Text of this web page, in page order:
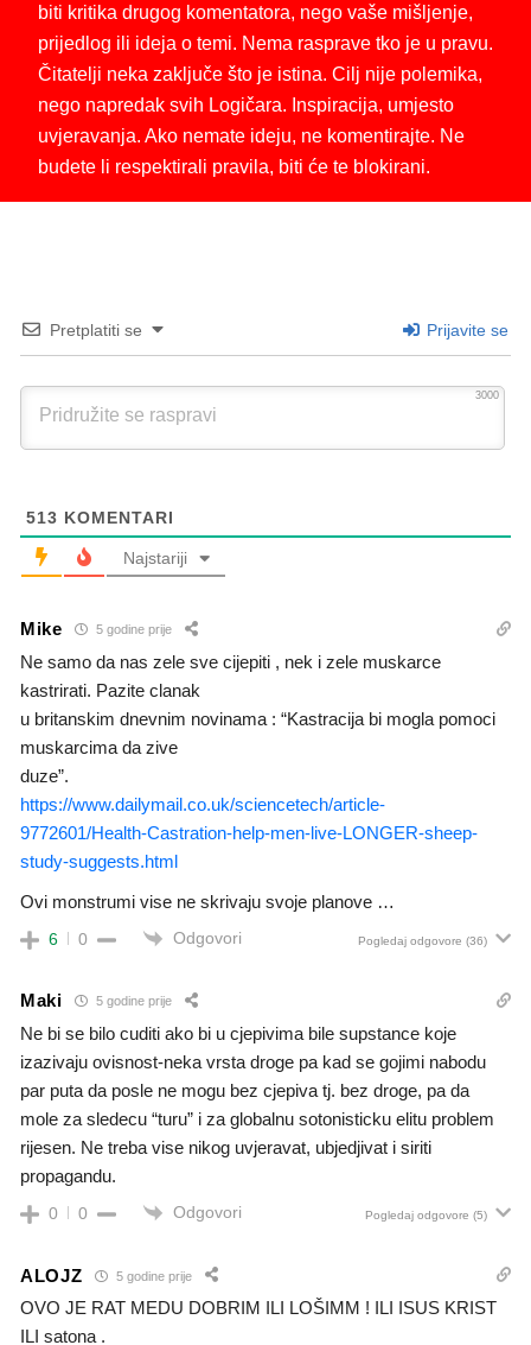
biti kritika drugog komentatora, nego vaše mišljenje,
prijedlog ili ideja o temi. Nema rasprave tko je u pravu.
Čitatelji neka zaključe što je istina. Cilj nije polemika,
nego napredak svih Logičara. Inspiracija, umjesto
uvjeravanja. Ako nemate ideju, ne komentirajte. Ne
budete li respektirali pravila, biti će te blokirani.
Pretplatiti se Prijavite se
3000
513 KOMENTARI
Najstariji
Mike 5 godine prije
Ne samo da nas zele sve cijepiti , nek i zele muskarce
kastrirati. Pazite clanak
u britanskim dnevnim novinama : “Kastracija bi mogla pomoci
muskarcima da zive
duze”.
https://www.dailymail.co.uk/sciencetech/article-
9772601/Health-Castration-help-men-live-LONGER-sheep-
study-suggests.html
Ovi monstrumi vise ne skrivaju svoje planove …
6 0 Odgovori Pogledaj odgovore (36)
Maki 5 godine prije
Ne bi se bilo cuditi ako bi u cjepivima bile supstance koje
izazivaju ovisnost-neka vrsta droge pa kad se gojimi nabodu
par puta da posle ne mogu bez cjepiva tj. bez droge, pa da
mole za sledecu “turu” i za globalnu sotonisticku elitu problem
rijesen. Ne treba vise nikog uvjeravat, ubjedjivat i siriti
propagandu.
0 0 Odgovori Pogledaj odgovore (5)
ALOJZ 5 godine prije
OVO JE RAT MEDU DOBRIM ILI LOŠIMM ! ILI ISUS KRIST
ILI satona .